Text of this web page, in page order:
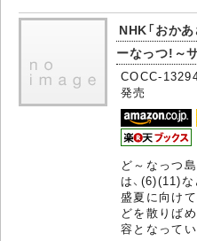
NHK「おか
ーなっつ!～
COCC-
発売
ど～なっつ
は、(6)(11)
盛夏に向け
どを散りば
容となって